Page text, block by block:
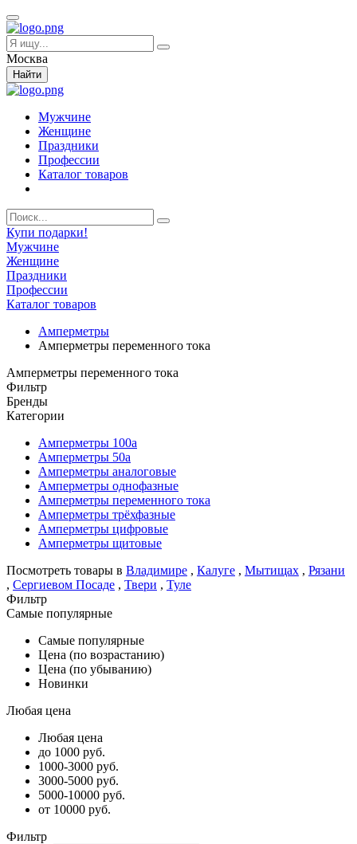
Москва
Найти
Мужчине
Женщине
Праздники
Профессии
Каталог товаров
Купи подарки!
Мужчине
Женщине
Праздники
Профессии
Каталог товаров
Амперметры
Амперметры переменного тока
Амперметры переменного тока
Фильтр
Бренды
Категории
Амперметры 100а
Амперметры 50а
Амперметры аналоговые
Амперметры однофазные
Амперметры переменного тока
Амперметры трёхфазные
Амперметры цифровые
Амперметры щитовые
Посмотреть товары в Владимире , Калуге , Мытищах , Рязани
, Сергиевом Посаде , Твери , Туле
Фильтр
Самые популярные
Самые популярные
Цена (по возрастанию)
Цена (по убыванию)
Новинки
Любая цена
Любая цена
до 1000 руб.
1000-3000 руб.
3000-5000 руб.
5000-10000 руб.
от 10000 руб.
Фильтр